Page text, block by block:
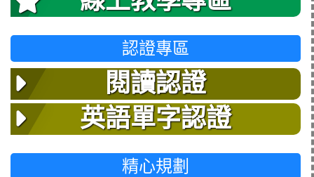
認證專區
閱讀認證
英語單字認證
精心規劃